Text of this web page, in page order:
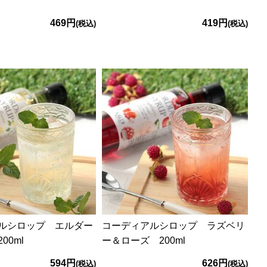
469円 (税込) 419円 (税込)
シロップ エルダー
594円 (税込)
コーディアルシロップ ラズベリ
ー＆ローズ 200ml
626円 (税込)